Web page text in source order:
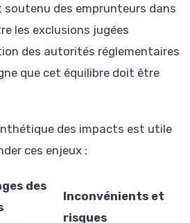
des emprunteurs dans
les exclusions jugées
des autorités réglementaires
que cet équilibre doit être
des impacts est utile
ces enjeux :
des
Inconvénients et
risques